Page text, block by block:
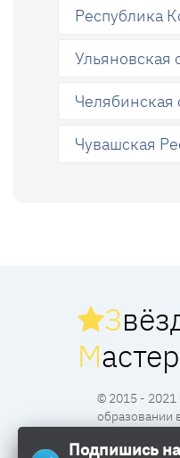
Республика
Ульяновская
Челябинская
Чувашская
З
М
© 2015 -
образовании
Подпишись